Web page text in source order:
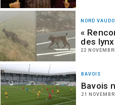
NORD
«
des lynx
22
BAVOIS
Bavois
21